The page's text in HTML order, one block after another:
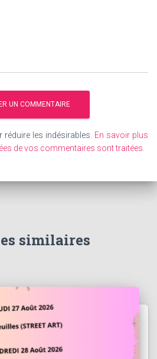
réduire les indésirables. En savoir plus
de vos commentaires sont traitées.
similaires